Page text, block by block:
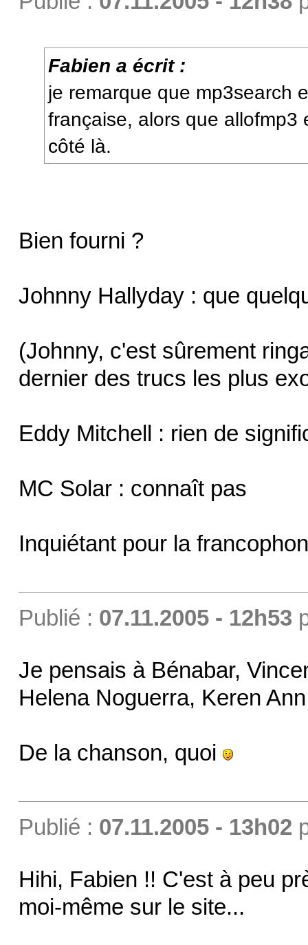
Fabien a écrit :
je remarque que mp3search
française, alors que
côté là.
Bien fourni ?
Johnny Hallyday : que
(Johnny, c'est sûrement
dernier des trucs les plus
Eddy Mitchell : rien de
MC Solar : connaît pas
Inquiétant pour la
Publié : 07.11.2005 - 12h53
Je pensais à Bénabar,
Helena Noguerra, Keren
De la chanson, quoi
Publié : 07.11.2005 - 13h02
Hihi, Fabien !! C'est à peu
moi-même sur le site...